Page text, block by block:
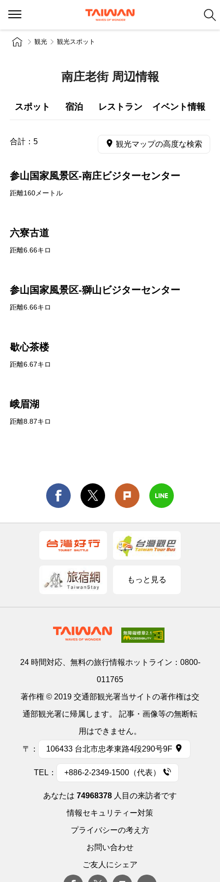
観光 観光スポット
南庄老街 周辺情報
スポット 宿泊 レストラン イベント情報
合計： 5 観光マップの高度な検索
参山国家風景区-南庄ビジターセンター
距離160メートル
六寮古道
距離6.66キロ
参山国家風景区-獅山ビジターセンター
距離6.66キロ
歇心茶楼
距離6.67キロ
峨眉湖
距離8.87キロ
もっと見る
24 時間対応、無料の旅行情報ホットライン： 0800-
011765
著作権 © 2019 交通部観光署当サイトの著作権は交
通部観光署に帰属します。 記事・画像等の無断転
用はできません。
〒： 106433 台北市忠孝東路4段290号9F
TEL： +886-2-2349-1500（代表）
あなたは 74968378 人目の来訪者です
情報セキュリティー対策
プライバシーの考え方
お問い合わせ
ご友人にシェア